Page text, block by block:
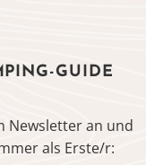
GUIDE
Newsletter an und
als Erste/r: